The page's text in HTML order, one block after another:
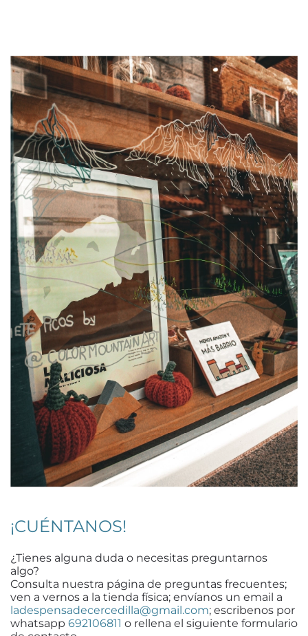
¡CUÉNTANOS!
¿Tienes alguna duda o necesitas preguntarnos
algo?
Consulta nuestra página de preguntas frecuentes;
ven a vernos a la tienda física; envíanos un email a
ladespensadecercedilla@gmail.com; escribenos por
whatsapp 692106811 o rellena el siguiente formulario